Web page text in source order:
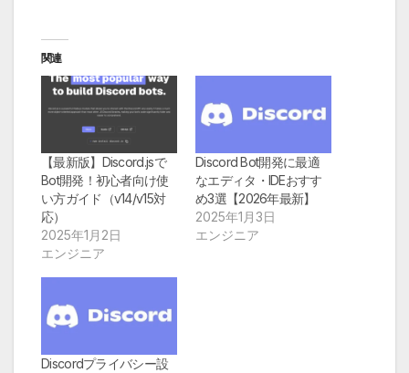
関連
【最新版】Discord.jsで
Bot開発！初心者向け使
い方ガイド（v14/v15対
応）
2025年1月2日
エンジニア
Discord Bot開発に最適
なエディタ・IDEおすす
め3選【2026年最新】
2025年1月3日
エンジニア
Discordプライバシー設